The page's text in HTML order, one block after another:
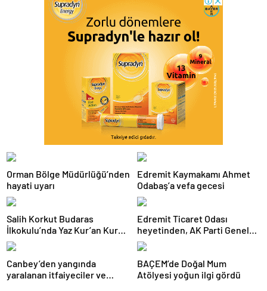
Orman Bölge Müdürlüğü’nden
hayati uyarı
Edremit Kaymakamı Ahmet
Odabaş’a vefa gecesi
Salih Korkut Budaras
İlkokulu’nda Yaz Kur’an Kursu
belge töreni düzenlendi
Edremit Ticaret Odası
heyetinden, AK Parti Genel
Merkezi’ne ziyaret
Canbey’den yangında
yaralanan itfaiyeciler ve
BAÇEM’de Doğal Mum
Atölyesi yoğun ilgi gördü